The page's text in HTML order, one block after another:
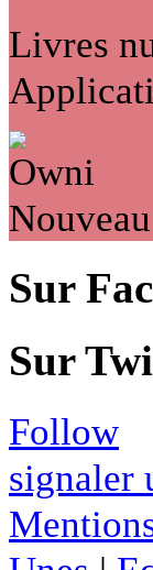
Livres
Sur
Sur
Follow
signaler